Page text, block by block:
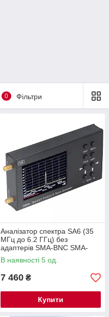
0 Фільтри
Аналізатор спектра SA6 (35
МГц до 6.2 ГГц) без
адаптерів SMA-BNC SMA-
UHF
В наявності 5 од.
7 460 ₴
Купити